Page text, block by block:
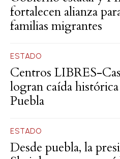
fortalecen alianza
familias migrantes
ESTADO
Centros LIBRES-
logran caída
Puebla
ESTADO
Desde puebla, la